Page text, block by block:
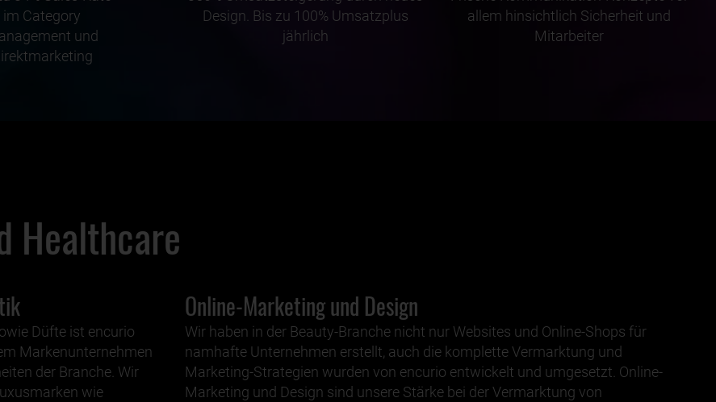
im Category
und
Design. Bis zu 100% Umsatzplus
jährlich
allem hinsichtlich Sicherheit und
Mitarbeiter
Healthcare
Düfte ist encurio
Markenunternehmen
der Branche. Wir
wie
Online-Marketing und Design
Wir haben in der Beauty-Branche nicht nur Websites und Online-Shops für
namhafte Unternehmen erstellt, auch die komplette Vermarktung und
Marketing-Strategien wurden von encurio entwickelt und umgesetzt. Online-
Marketing und Design sind unsere Stärke bei der Vermarktung von